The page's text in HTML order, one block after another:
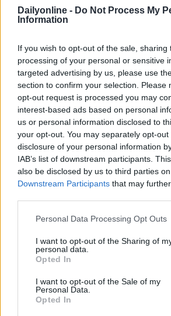
Dailyonline - Do Not Process My
Information
If you wish to opt-out of the sale, sharing
processing of your personal or sensitive
targeted advertising by us, please use
section to confirm your selection. Please
opt-out request is processed you may
interest-based ads based on personal
us or personal information disclosed to
your opt-out. You may separately opt-
disclosure of your personal information
IAB’s list of downstream participants.
also be disclosed by us to third parties
Downstream Participants that may
Personal Data Processing Opt Outs
I want to opt-out of the Sharing of
personal data.
Opted In
I want to opt-out of the Sale of my
Personal Data.
Opted In
ulteriormente il drive to store, oltre
personalizzati in base alla frequenza
L’offerta vanta, infatti, una copertura
touchpoint (display, rich media,
Stocard, digital out of home) per
esperienze offline e opportunità
innovative. Inoltre, sarà possibile
media di campagna e analizzare i
target durante il periodo di
all’installazione all’interno dei punti
piattaforma“Conversational
proprietaria dell’agenzia integrata
specializzata in marketing
aSamsung Electronics, ha ideato
di Retail Media che integra schermi
piattaforma di marketing
RETAIL MEDIA PARTNERSHIP
PROXIMITY MARKETING